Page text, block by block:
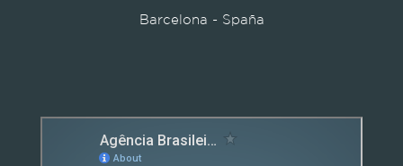
Barcelona - Spaña